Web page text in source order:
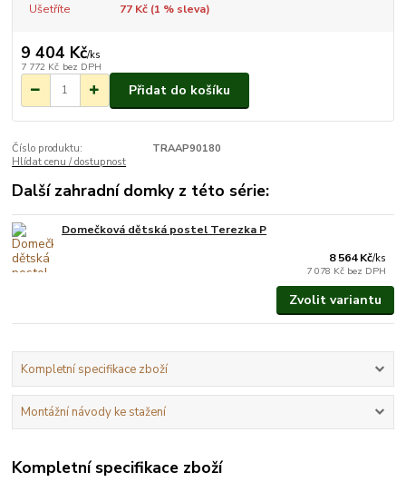
Ušetříte 77 Kč (1 % sleva)
9 404 Kč/ks
7 772 Kč bez DPH
Přidat do košíku
Číslo produktu:
TRAAP90180
Hlídat cenu / dostupnost
Další zahradní domky z této série:
Domečková dětská postel Terezka P
8 564 Kč/ks
7 078 Kč bez DPH
Zvolit variantu
Kompletní specifikace zboží
Montážní návody ke stažení
Kompletní specifikace zboží